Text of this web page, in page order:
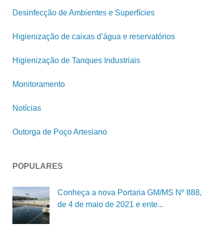
Desinfecção de Ambientes e Superfícies
Higienização de caixas d’água e reservatórios
Higienização de Tanques Industriais
Monitoramento
Notícias
Outorga de Poço Artesiano
POPULARES
Conheça a nova Portaria GM/MS Nº 888,
de 4 de maio de 2021 e ente...